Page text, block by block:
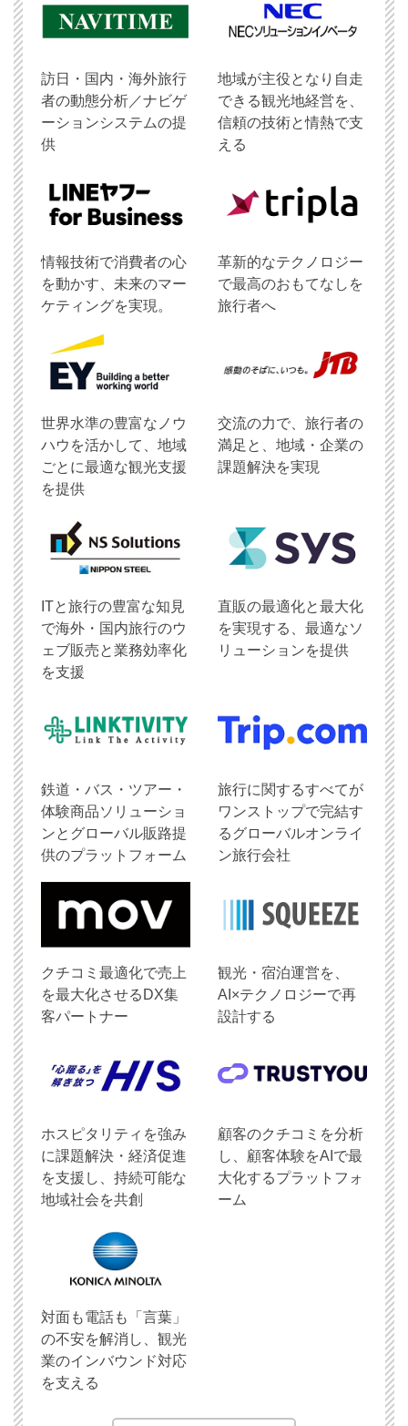
訪日・国内・海外旅行
者の動態分析／ナビゲ
ーションシステムの提
供
地域が主役となり自走
できる観光地経営を、
信頼の技術と情熱で支
える
情報技術で消費者の心
を動かす、未来のマー
ケティングを実現。
革新的なテクノロジー
で最高のおもてなしを
旅行者へ
世界水準の豊富なノウ
ハウを活かして、地域
ごとに最適な観光支援
を提供
交流の力で、旅行者の
満足と、地域・企業の
課題解決を実現
ITと旅行の豊富な知見
で海外・国内旅行のウ
ェブ販売と業務効率化
を支援
直販の最適化と最大化
を実現する、最適なソ
リューションを提供
鉄道・バス・ツアー・
体験商品ソリューショ
ンとグローバル販路提
供のプラットフォーム
旅行に関するすべてが
ワンストップで完結す
るグローバルオンライ
ン旅行会社
クチコミ最適化で売上
を最大化させるDX集
客パートナー
観光・宿泊運営を、
AI×テクノロジーで再
設計する
ホスピタリティを強み
に課題解決・経済促進
を支援し、持続可能な
地域社会を共創
顧客のクチコミを分析
し、顧客体験をAIで最
大化するプラットフォ
ーム
対面も電話も「言葉」
の不安を解消し、観光
業のインバウンド対応
を支える